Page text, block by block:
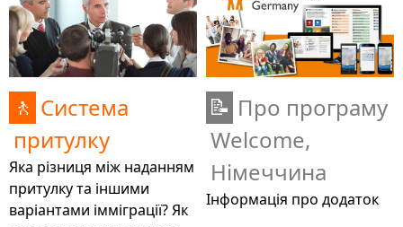
🚶 Система
притулку
Яка різниця між наданням
притулку та іншими
варіантами імміграції? Як
📝 Про програму
Welcome,
Німеччина
Інформація про додаток